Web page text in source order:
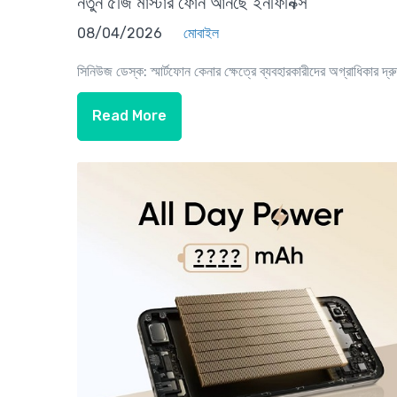
08/04/2026 মোবাইল
সিনিউজ ডেস্ক: স্মার্টফোন কেনার ক্ষেত্রে ব্যবহারকারীদের অগ্রাধিকার
Read More